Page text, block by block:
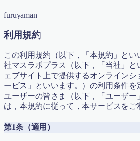
えとうっち × ふるやまん
かっこいい大人になるために
ふるやまんの著書紹介
よくある質問
りんご塾高槻校問い合わせ
アクセス
オンライン会員
オンライン授業申込書
コース紹介2023
furuyaman
利用規約
この利用規約（以下，「本規約」とい
社マスラボプラス（以下，「当社」と
ェブサイト上で提供するオンラインシ
ービス」といいます。）の利用条件を
ユーザーの皆さま（以下，「ユーザー
は，本規約に従って，本サービスをご
第1条（適用）